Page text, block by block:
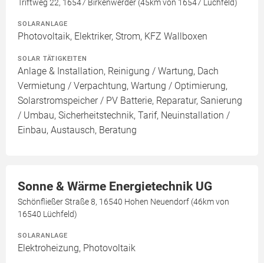
Triftweg 22, 16547 Birkenwerder (45km von 16547 Lüchfeld)
SOLARANLAGE
Photovoltaik, Elektriker, Strom, KFZ Wallboxen
SOLAR TÄTIGKEITEN
Anlage & Installation, Reinigung / Wartung, Dach
Vermietung / Verpachtung, Wartung / Optimierung,
Solarstromspeicher / PV Batterie, Reparatur, Sanierung
/ Umbau, Sicherheitstechnik, Tarif, Neuinstallation /
Einbau, Austausch, Beratung
Sonne & Wärme Energietechnik UG
Schönfließer Straße 8, 16540 Hohen Neuendorf (46km von
16540 Lüchfeld)
SOLARANLAGE
Elektroheizung, Photovoltaik